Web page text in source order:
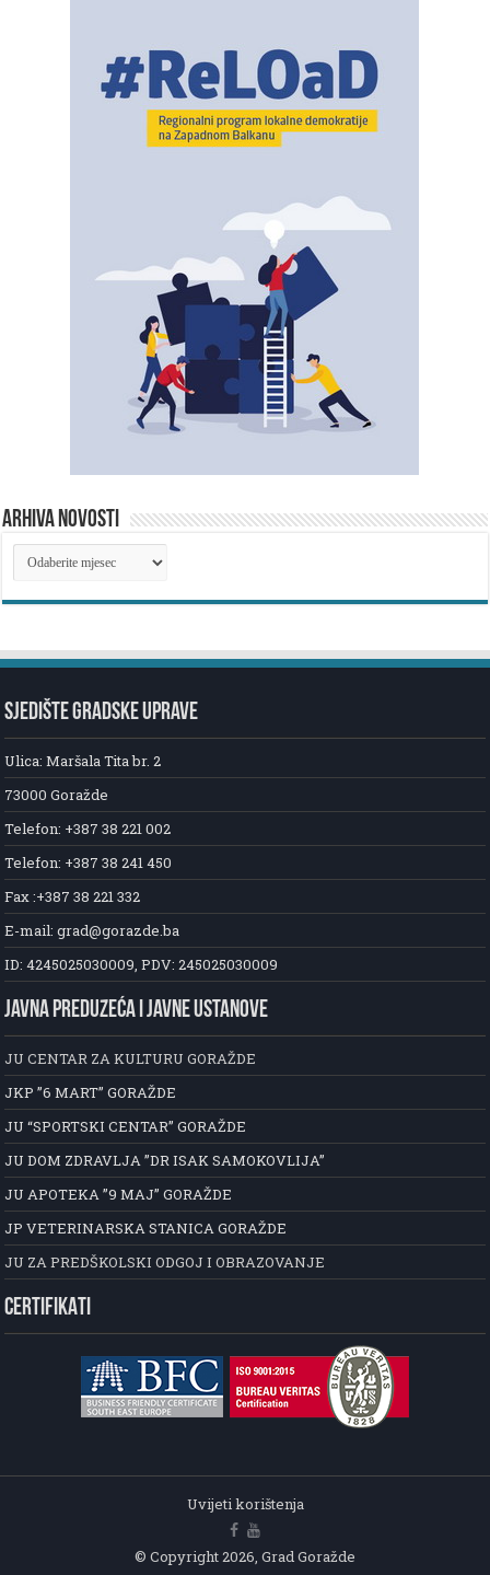
ARHIVA NOVOSTI
ARHIVA
NOVOSTI
SJEDIŠTE GRADSKE UPRAVE
Ulica: Maršala Tita br. 2
73000 Goražde
Telefon: +387 38 221 002
Telefon: +387 38 241 450
Fax :+387 38 221 332
E-mail: grad@gorazde.ba
ID: 4245025030009, PDV: 245025030009
JAVNA PREDUZEĆA I JAVNE USTANOVE
JU CENTAR ZA KULTURU GORAŽDE
JKP ”6 MART” GORAŽDE
JU “SPORTSKI CENTAR” GORAŽDE
JU DOM ZDRAVLJA ”DR ISAK SAMOKOVLIJA”
JU APOTEKA ”9 MAJ” GORAŽDE
JP VETERINARSKA STANICA GORAŽDE
JU ZA PREDŠKOLSKI ODGOJ I OBRAZOVANJE
CERTIFIKATI
Uvijeti korištenja
© Copyright 2026, Grad Goražde